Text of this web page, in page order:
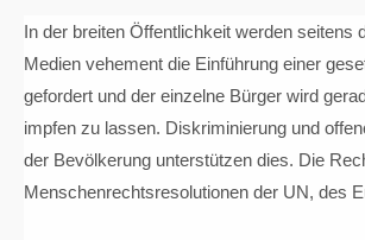
In der breiten Öffentlichkeit werden seitens
Medien vehement die Einführung einer
gefordert und der einzelne Bürger wird
impfen zu lassen. Diskriminierung und
der Bevölkerung unterstützen dies. Die
Menschenrechtsresolutionen der UN, des